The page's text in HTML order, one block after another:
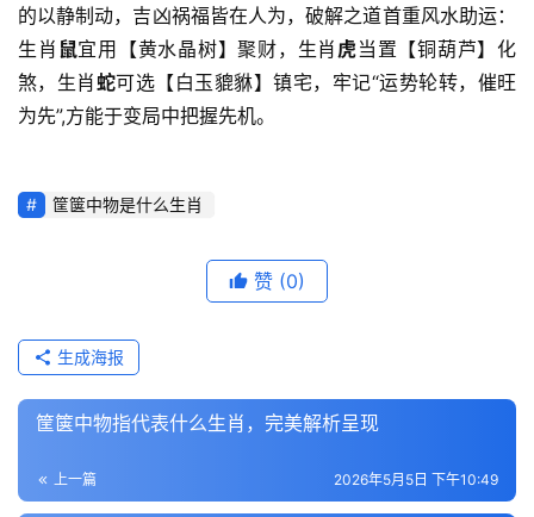
的以静制动，吉凶祸福皆在人为，破解之道首重风水助运：
生肖 鼠宜用【黄水晶树】聚财，生肖 虎当置【铜葫芦】化
煞，生肖蛇可选【白玉貔貅】镇宅，牢记“运势轮转，催旺
为先”,方能于变局中把握先机。
筐箧中物是什么生肖
赞 (0)
生成海报
筐箧中物指代表什么生肖，完美解析呈现
上一篇 2026年5月5日 下午10:49